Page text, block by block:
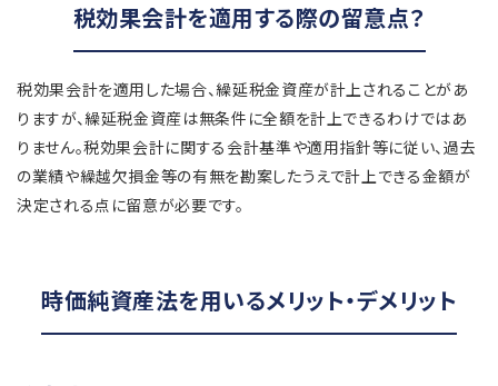
税効果会計を適用する際の留意点？
税効果会計を適用した場合、繰延税金資産が計上されることがあ
りますが、繰延税金資産は無条件に全額を計上できるわけではあ
りません。税効果会計に関する会計基準や適用指針等に従い、過去
の業績や繰越欠損金等の有無を勘案したうえで計上できる金額が
決定される点に留意が必要です。
時価純資産法を用いるメリット・デメリット